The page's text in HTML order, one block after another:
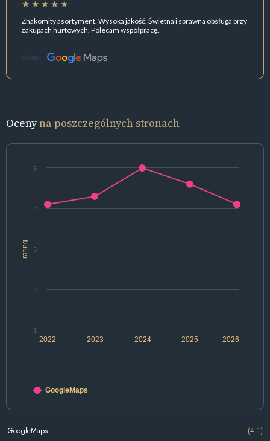
Znakomity asortyment. Wysoka jakość. Świetna i sprawna obsługa przy
zakupach hurtowych. Polecam współpracę.
Źródło:
Ocenyna poszczególnych stronach
rating
2022 2024 2026
2023 2025
1
2
3
4
5
GoogleMaps
GoogleMaps (4.1)